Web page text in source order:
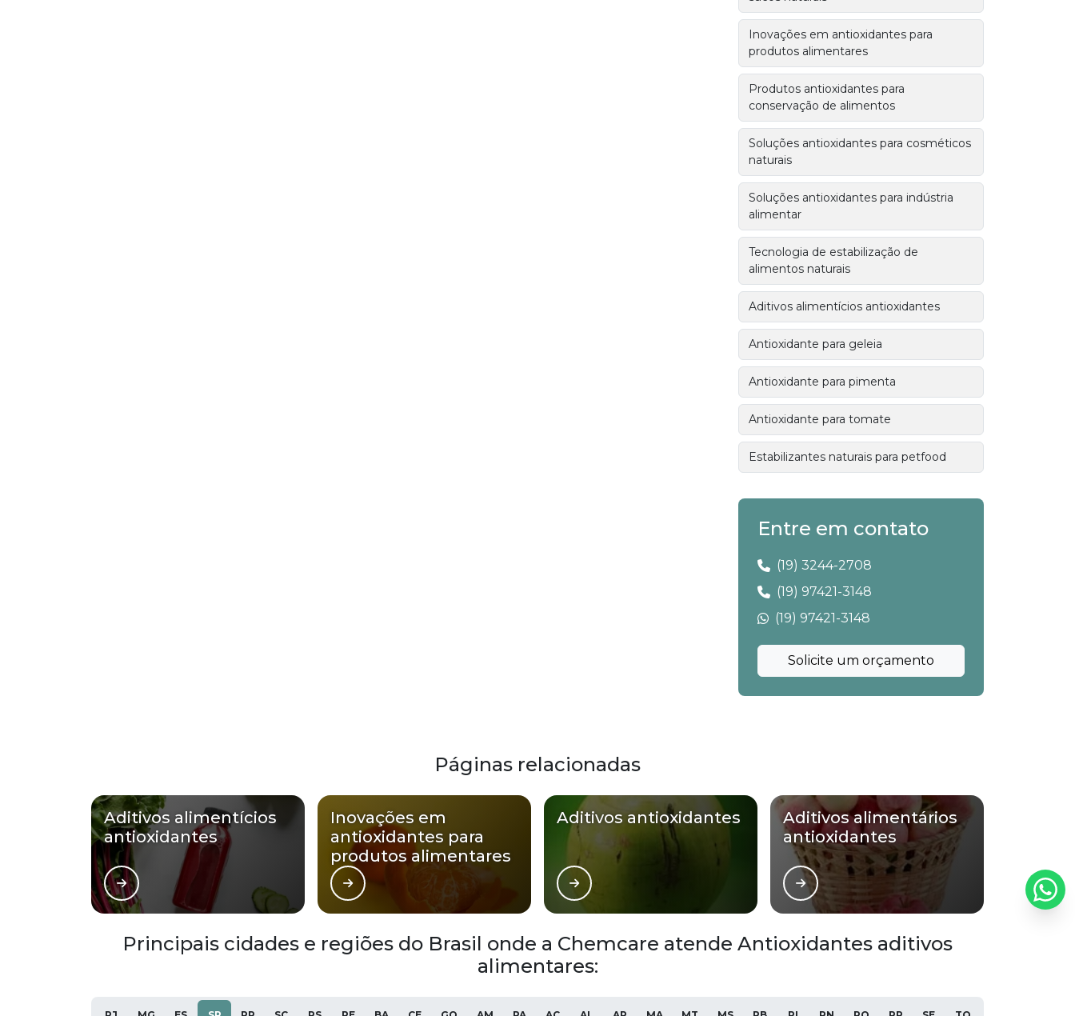
Inovações em antioxidantes para
produtos alimentares
Produtos antioxidantes para
conservação de alimentos
Soluções antioxidantes para cosméticos
naturais
Soluções antioxidantes para indústria
alimentar
Tecnologia de estabilização de
alimentos naturais
Aditivos alimentícios antioxidantes
Antioxidante para geleia
Antioxidante para pimenta
Antioxidante para tomate
Estabilizantes naturais para petfood
Entre em contato
(19) 3244-2708
(19) 97421-3148
(19) 97421-3148
Solicite um orçamento
Páginas relacionadas
Aditivos alimentícios
antioxidantes
Inovações em
antioxidantes para
produtos alimentares
Aditivos antioxidantes
Aditivos alimentários
antioxidantes
Principais cidades e regiões do Brasil onde a Chemcare atende Antioxidantes aditivos
alimentares: